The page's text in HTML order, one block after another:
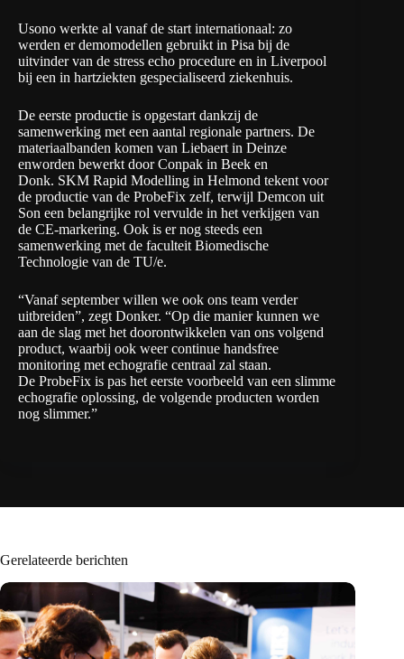
Usono werkte al vanaf de start internationaal: zo
werden er demomodellen gebruikt in Pisa bij de
uitvinder van de stress echo procedure en in Liverpool
bij een in hartziekten gespecialiseerd ziekenhuis.
De eerste productie is opgestart dankzij de
samenwerking met een aantal regionale partners. De
materiaalbanden komen van Liebaert in Deinze
enworden bewerkt door Conpak in Beek en
Donk. SKM Rapid Modelling in Helmond tekent voor
de productie van de ProbeFix zelf, terwijl Demcon uit
Son een belangrijke rol vervulde in het verkijgen van
de CE-markering. Ook is er nog steeds een
samenwerking met de faculteit Biomedische
Technologie van de TU/e.
“Vanaf september willen we ook ons team verder
uitbreiden”, zegt Donker. “Op die manier kunnen we
aan de slag met het doorontwikkelen van ons volgend
product, waarbij ook weer continue handsfree
monitoring met echografie centraal zal staan.
De ProbeFix is pas het eerste voorbeeld van een slimme
echografie oplossing, de volgende producten worden
nog slimmer.”
Gerelateerde berichten